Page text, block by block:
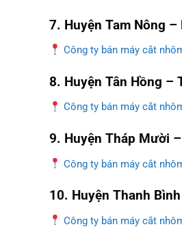
7. Huyện Tam Nông
Công ty bán máy cắt
8. Huyện Tân Hồng
Công ty bán máy cắt
9. Huyện Tháp Mười
Công ty bán máy cắt
10. Huyện Thanh
Công ty bán máy cắt